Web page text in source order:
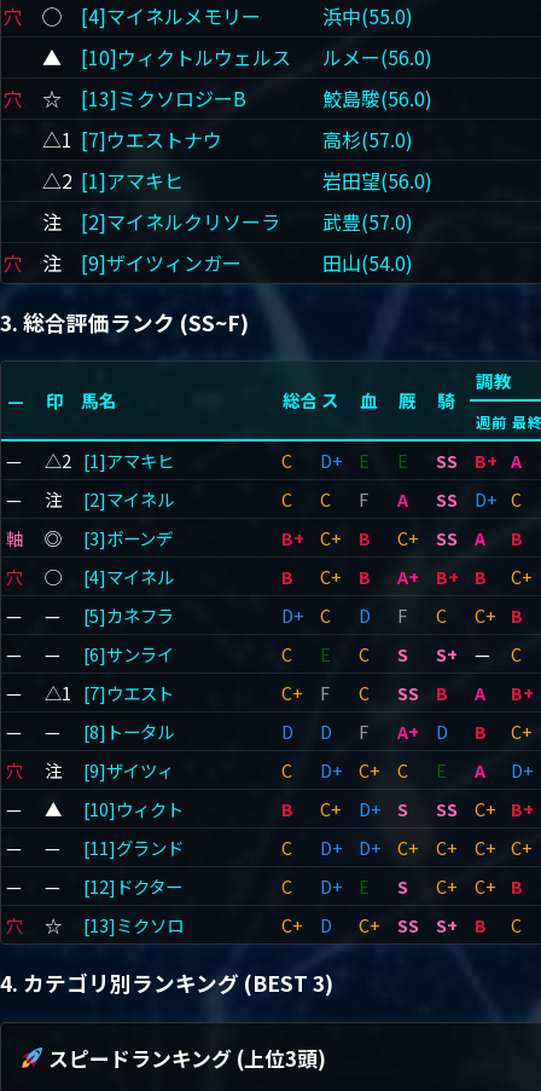
穴
◯ [4]マイネルメモリー
浜中(55.0)
▲
[10]ウィクトルウェルス
ルメー(56.0)
穴
☆ [13]ミクソロジーB
鮫島駿(56.0)
△1 [7]ウエストナウ
高杉(57.0)
△2 [1]アマキヒ
岩田望(56.0)
注
[2]マイネルクリソーラ
武豊(57.0)
穴
注 [9]ザイツィンガー 田山(54.0)
3. 総合評価ランク (SS~F)
— 印 馬名 総合 ス 血 厩 騎
調教
週前 最
— △2 [1]アマキヒ C D+ E E SS B+ A
—
注 [2]マイネル C C F A SS D+ C
軸
◎ [3]ボーンデ B+ C+ B C+ SS A
B
穴
◯ [4]マイネル B C+ B A+ B+ B
C+
—
— [5]カネフラ D+ C D F C C+
B
—
— [6]サンライ C E C S S+ —
C
—
△1 [7]ウエスト C+ F C SS B A
B+
—
— [8]トータル D D F A+ D B
C+
穴
注 [9]ザイツィ C D+ C+ C E A
D+
—
▲ [10]ウィクト B C+ D+ S SS C+
B+
—
— [11]グランド C D+ D+ C+ C+ C+
C+
—
— [12]ドクター C D+ E S C+ C+
B
穴
☆ [13]ミクソロ C+ D C+ SS S+ B C
4. カテゴリ別ランキング (BEST 3)
スピードランキング (上位3頭)